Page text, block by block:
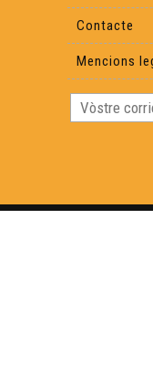
Contacte
Mencions